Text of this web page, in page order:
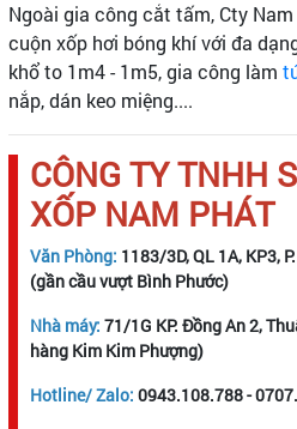
Ngoài gia công cắt tấm, Cty
cuộn xốp hơi bóng khí với đa
khổ to 1m4 - 1m5, gia công làm
nắp, dán keo miệng....
CÔNG TY TNHH
XỐP NAM PHÁT
Văn Phòng: 1183/3D, QL 1A, KP3,
(gần cầu vượt Bình Phước)
Nhà máy: 71/1G KP. Đồng An 2,
hàng Kim Kim Phượng)
Hotline/ Zalo: 0943.108.788 -